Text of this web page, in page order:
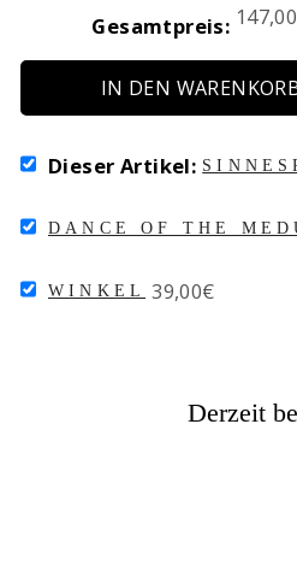
Gesamtpreis: Price
IN DEN
SELECT
BUNDLE
Dieser Artikel:
SELECT
THE
DANCE OF THE
SELECT
WINKEL Price
39,00€
Derzeit